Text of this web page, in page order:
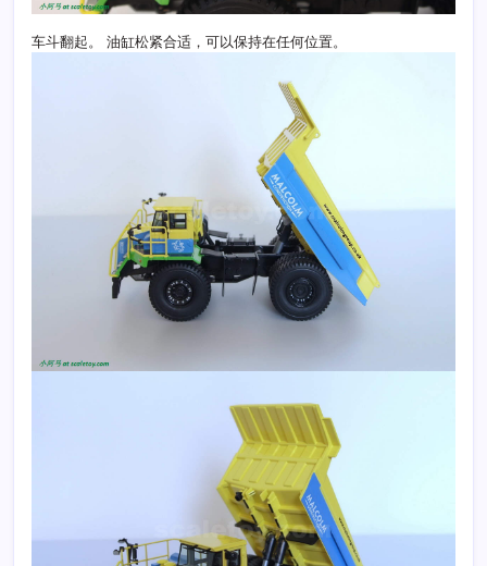
车斗翻起。 油缸松紧合适，可以保持在任何位置。